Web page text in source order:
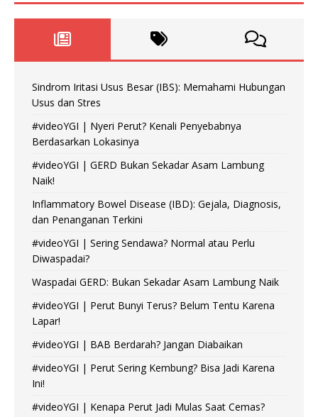
Sindrom Iritasi Usus Besar (IBS): Memahami Hubungan
Usus dan Stres
#videoYGI | Nyeri Perut? Kenali Penyebabnya
Berdasarkan Lokasinya
#videoYGI | GERD Bukan Sekadar Asam Lambung
Naik!
Inflammatory Bowel Disease (IBD): Gejala, Diagnosis,
dan Penanganan Terkini
#videoYGI | Sering Sendawa? Normal atau Perlu
Diwaspadai?
Waspadai GERD: Bukan Sekadar Asam Lambung Naik
#videoYGI | Perut Bunyi Terus? Belum Tentu Karena
Lapar!
#videoYGI | BAB Berdarah? Jangan Diabaikan
#videoYGI | Perut Sering Kembung? Bisa Jadi Karena
Ini!
#videoYGI | Kenapa Perut Jadi Mulas Saat Cemas?